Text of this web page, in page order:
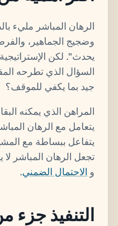
الرهان المباشر مليء
وضجيج الجماهير،
يحدث". لكن
السؤال الذي تطرحه
جيد بما يكفي للموقف؟
المراهن الذي يمكنه
يتعامل مع الرهان
يتفاعل ببساطة مع
تجعل الرهان المباشر لا
و الاحتمال الضمني.
التنفيذ جزء